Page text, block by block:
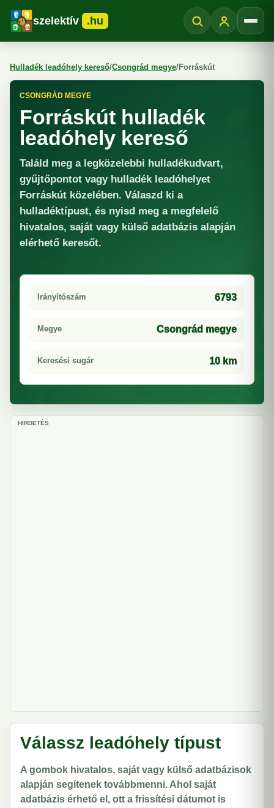
szelektív .hu
Hulladék leadóhely kereső/Csongrád megye/Forráskút
CSONGRÁD MEGYE
Forráskút hulladék
leadóhely kereső
Találd meg a legközelebbi hulladékudvart,
gyűjtőpontot vagy hulladék leadóhelyet
Forráskút közelében. Válaszd ki a
hulladéktípust, és nyisd meg a megfelelő
hivatalos, saját vagy külső adatbázis alapján
elérhető keresőt.
Irányítószám 6793
Megye Csongrád megye
Keresési sugár 10 km
HIRDETÉS
Válassz leadóhely típust
A gombok hivatalos, saját vagy külső adatbázisok
alapján segítenek továbbmenni. Ahol saját
adatbázis érhető el, ott a frissítési dátumot is